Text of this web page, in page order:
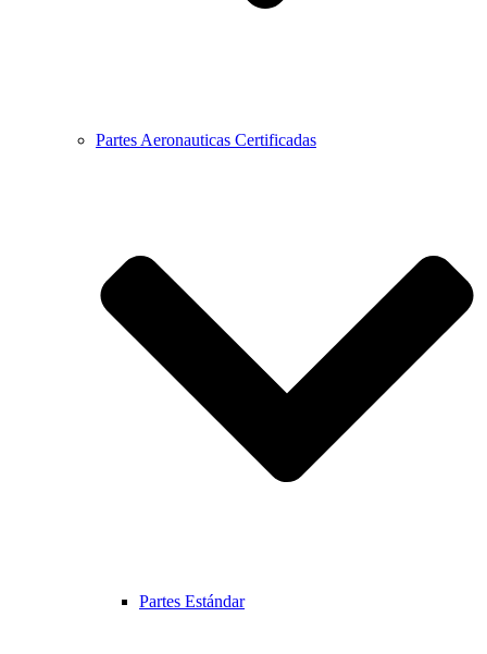
Partes Aeronauticas Certificadas
Partes Estándar